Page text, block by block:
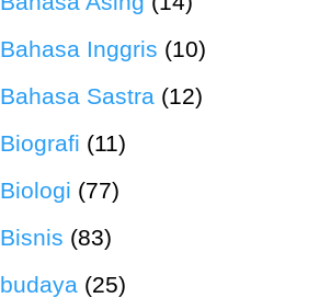
Bahasa Inggris (10)
Bahasa Sastra (12)
Biografi (11)
Biologi (77)
Bisnis (83)
budaya (25)